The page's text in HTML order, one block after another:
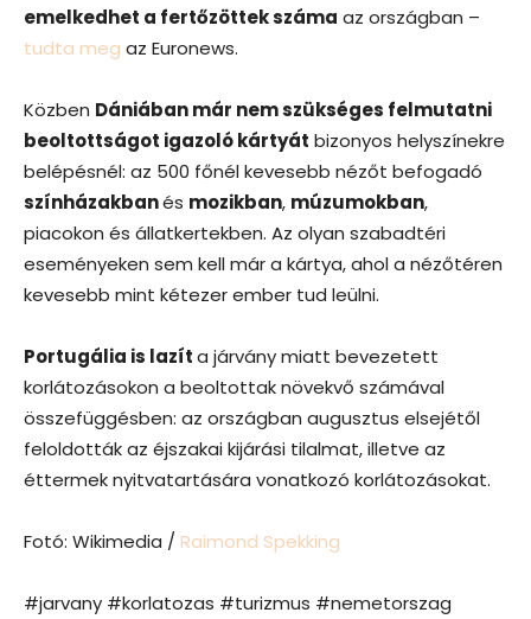
emelkedhet a fertőzöttek száma az országban –
tudta meg az Euronews.
Közben Dániában már nem szükséges felmutatni
beoltottságot igazoló kártyát bizonyos helyszínekre
belépésnél: az 500 főnél kevesebb nézőt befogadó
színházakbanés mozikban, múzumokban,
piacokon és állatkertekben. Az olyan szabadtéri
eseményeken sem kell már a kártya, ahol a nézőtéren
kevesebb mint kétezer ember tud leülni.
Portugália is lazíta járvány miatt bevezetett
korlátozásokon a beoltottak növekvő számával
összefüggésben: az országban augusztus elsejétől
feloldották az éjszakai kijárási tilalmat, illetve az
éttermek nyitvatartására vonatkozó korlátozásokat.
Fotó: Wikimedia / Raimond Spekking
#jarvany #korlatozas #turizmus #nemetorszag